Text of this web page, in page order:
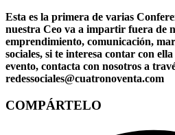
Esta es la primera de varias
nuestra Ceo va a impartir fuera de
emprendimiento, comunicación,
sociales, si te interesa contar con
evento, contacta con nosotros a
redessociales@cuatronoventa.com
COMPÁRTELO